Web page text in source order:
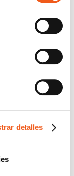
detalles
al
los pasos: